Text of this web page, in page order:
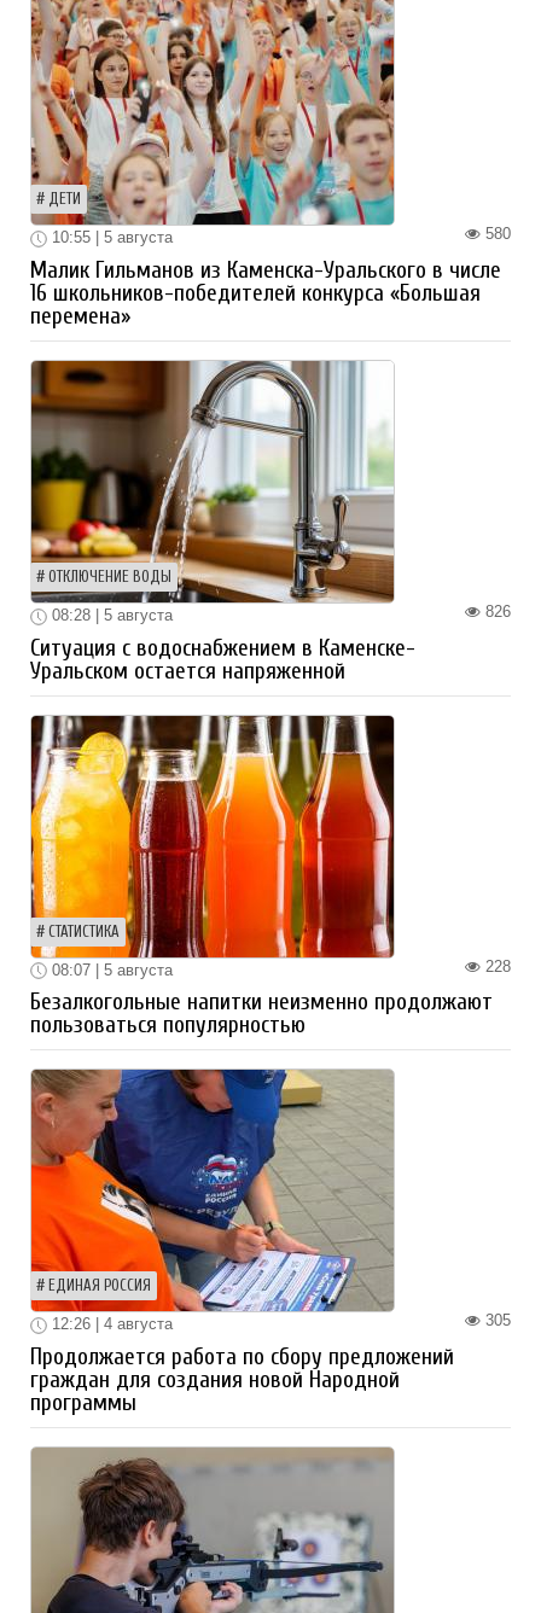
ДЕТИ
580
10:55 | 5 августа
Малик Гильманов из Каменска-Уральского в числе
16 школьников-победителей конкурса «Большая
перемена»
ОТКЛЮЧЕНИЕ ВОДЫ
826
08:28 | 5 августа
Ситуация с водоснабжением в Каменске-
Уральском остается напряженной
СТАТИСТИКА
228
08:07 | 5 августа
Безалкогольные напитки неизменно продолжают
пользоваться популярностью
ЕДИНАЯ РОССИЯ
305
12:26 | 4 августа
Продолжается работа по сбору предложений
граждан для создания новой Народной
программы